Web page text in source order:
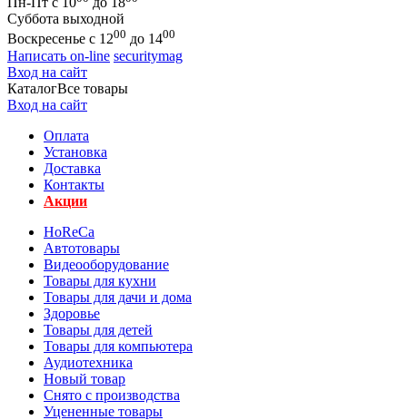
Суббота выходной
Воскресенье с 1200 до 1400
Написать on-line securitymag
Вход на сайт
КаталогВсе товары
Вход на сайт
Оплата
Установка
Доставка
Контакты
Акции
HoReCa
Автотовары
Видеооборудование
Товары для кухни
Товары для дачи и дома
Здоровье
Товары для детей
Товары для компьютера
Аудиотехника
Новый товар
Снято с производства
Уцененные товары